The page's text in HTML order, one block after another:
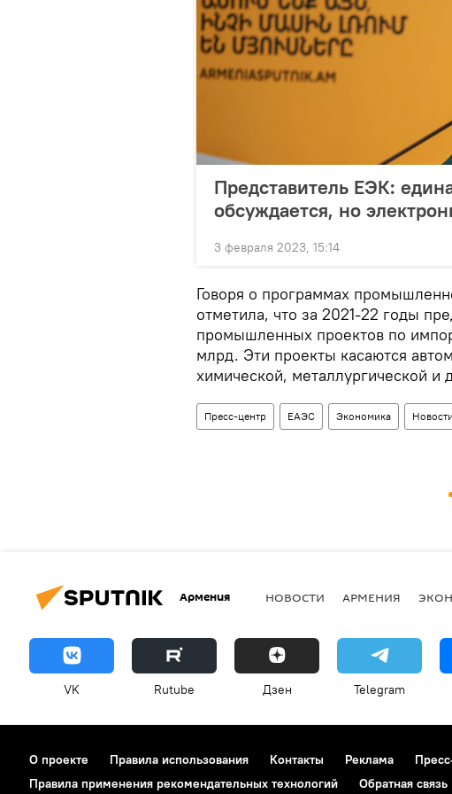
Представитель ЕЭК:
обсуждается, но
3 февраля 2023, 15:14
Говоря о программах
отметила, что за 2021-22 годы
промышленных проектов по
млрд. Эти проекты касаются
химической, металлургической
Пресс-центр ЕАЭС Экономика
Армения НОВОСТИ АРМЕНИЯ
VK Rutube Дзен Telegram
О проекте Правила использования Контакты Реклама
Правила применения рекомендательных технологий
Обратная связь